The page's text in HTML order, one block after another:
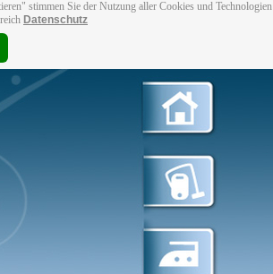
stimmen Sie der Nutzung aller Cookies und Technologien
Datenschutz